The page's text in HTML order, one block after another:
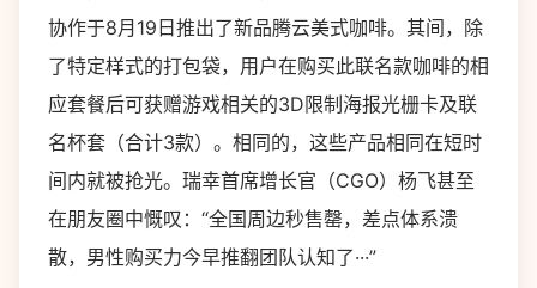
协作于8月19日推出了新品腾云美式咖啡。其间，除
了特定样式的打包袋，用户在购买此联名款咖啡的相
应套餐后可获赠游戏相关的3D限制海报光栅卡及联
名杯套（合计3款）。相同的，这些产品相同在短时
间内就被抢光。瑞幸首席增长官（CGO）杨飞甚至
在朋友圈中慨叹：“全国周边秒售罄，差点体系溃
散，男性购买力今早推翻团队认知了···”